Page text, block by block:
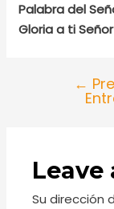
Palabra del
Gloria a ti
←
Leave
Su dirección